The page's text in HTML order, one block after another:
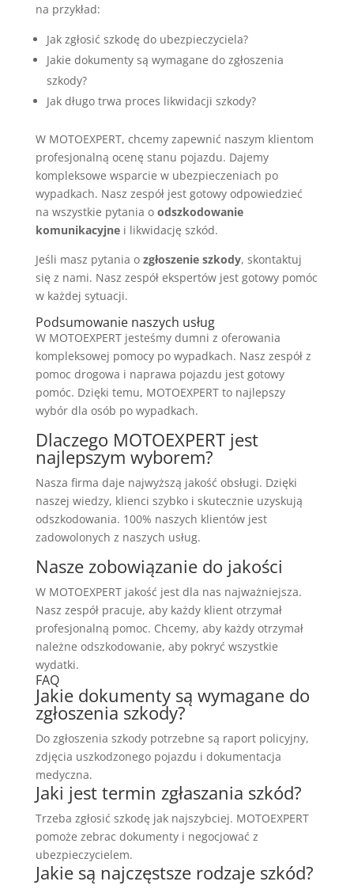
na przykład:
Jak zgłosić szkodę do ubezpieczyciela?
Jakie dokumenty są wymagane do zgłoszenia
szkody?
Jak długo trwa proces likwidacji szkody?
W MOTOEXPERT, chcemy zapewnić naszym klientom
profesjonalną ocenę stanu pojazdu. Dajemy
kompleksowe wsparcie w ubezpieczeniach po
wypadkach. Nasz zespół jest gotowy odpowiedzieć
na wszystkie pytania o odszkodowanie
komunikacyjnei likwidację szkód.
Jeśli masz pytania o zgłoszenie szkody, skontaktuj
się z nami. Nasz zespół ekspertów jest gotowy pomóc
w każdej sytuacji.
Podsumowanie naszych usług
W MOTOEXPERT jesteśmy dumni z oferowania
kompleksowej pomocy po wypadkach. Nasz zespół z
pomoc drogowa i naprawa pojazdu jest gotowy
pomóc. Dzięki temu, MOTOEXPERT to najlepszy
wybór dla osób po wypadkach.
Dlaczego MOTOEXPERT jest
najlepszym wyborem?
Nasza firma daje najwyższą jakość obsługi. Dzięki
naszej wiedzy, klienci szybko i skutecznie uzyskują
odszkodowania. 100% naszych klientów jest
zadowolonych z naszych usług.
Nasze zobowiązanie do jakości
W MOTOEXPERT jakość jest dla nas najważniejsza.
Nasz zespół pracuje, aby każdy klient otrzymał
profesjonalną pomoc. Chcemy, aby każdy otrzymał
należne odszkodowanie, aby pokryć wszystkie
wydatki.
FAQ
Jakie dokumenty są wymagane do
zgłoszenia szkody?
Do zgłoszenia szkody potrzebne są raport policyjny,
zdjęcia uszkodzonego pojazdu i dokumentacja
medyczna.
Jaki jest termin zgłaszania szkód?
Trzeba zgłosić szkodę jak najszybciej. MOTOEXPERT
pomoże zebrac dokumenty i negocjować z
ubezpieczycielem.
Jakie są najczęstsze rodzaje szkód?